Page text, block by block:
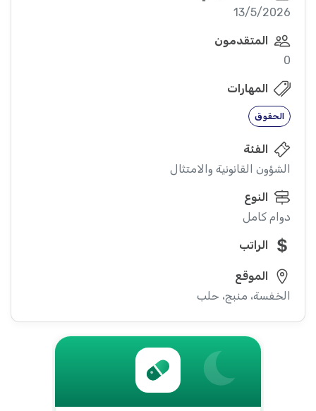
13/5/2026
المتقدمون
0
المهارات
الحقوق
الفئة
الشؤون القانونية والامتثال
النوع
دوام كامل
الراتب
الموقع
الخفسة، منبج، حلب